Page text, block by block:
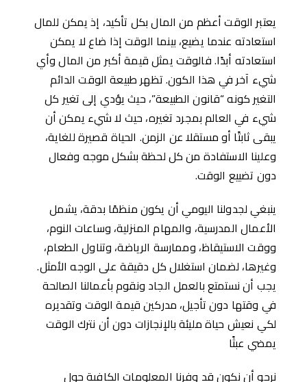
يعتبر الوقت أعظم من المال بكل تأكيد، إذ يمكن للمال
استعادته عندما يضيع، بينما الوقت إذا ضاع لا يمكن
استعادته أبدًا. فالوقت يمثل قيمة أكبر من المال وأي
شيء آخر في هذا الكون. تظهر طبيعة الوقت الدائم
التغير كونه “قانون الطبيعة”، حيث يؤدي إلى تغير كل
شيء في العالم بمجرد تغيره، حيث لا شيء يمكن أن
يبقى ثابتًا أو مستقلا عن الزمن. الحياة قصيرة للغاية،
وعلينا الاستفادة من كل لحظة بشكل موجه وفعال
دون تضييع الوقت.
ينبغي لجدولنا اليومي أن يكون منظمًا بدقة، يشمل
الأعمال المدرسية، والمهام المنزلية، وساعات النوم،
ووقت الاستيقاظ، وممارسة الرياضة، وتناول الطعام،
وغيرها، لضمان استغلال كل دقيقة على الوجه الأمثل.
يجب أن نستمتع بالعمل الجاد ونقوم بأعمالنا الصالحة
في وقتها دون تأجيل، مدركين قيمة الوقت وتقديره
لكي نعيش حياة مليئة بالإنجازات دون أن نترك الوقت
يمضي عبثًا
نرجو أن نكون قد وفرنا المعلومات الكافية حول